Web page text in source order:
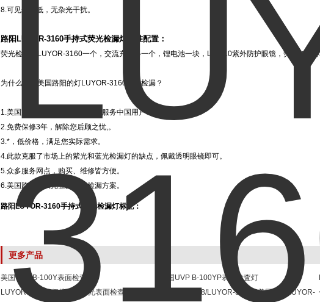
8.可见光很低，无杂光干扰。
路阳LUYOR-3160手持式荧光检漏灯标准配置：
荧光检漏灯LUYOR-3160一个，交流充电器一个，锂电池一块，LUV-10紫外防护眼镜，荧光加注标
为什么选择美国路阳的灯LUYOR-3160荧光检漏？
1.美国路阳，品牌，根植中国，服务中国用户！
2.免费保修3年，解除您后顾之忧,。
3.*，低价格，满足您实际需求。
4.此款克服了市场上的紫光和蓝光检漏灯的缺点，佩戴透明眼镜即可。
5.众多服务网点，购买、维修皆方便。
6.美国路阳提供完整的荧光检漏方案。
路阳LUYOR-3160手持式荧光检漏灯标配：
更多产品
美国UVP B-100Y表面检查灯 美国UVP B-100YP表面检査灯
LUYOR-3325G便携式黄绿光表面检查灯
LUYOR-3318/LUYOR-3318G美国路阳LUYOR-